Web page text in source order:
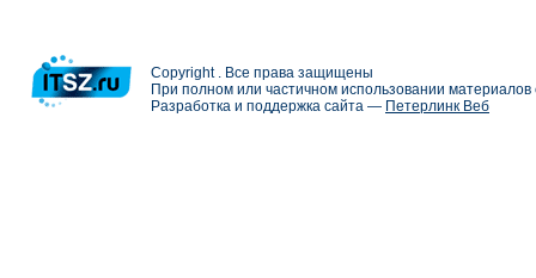
Copyright . Все права защищены
При полном или частичном использовании
Разработка и поддержка сайта — Петерлинк Веб